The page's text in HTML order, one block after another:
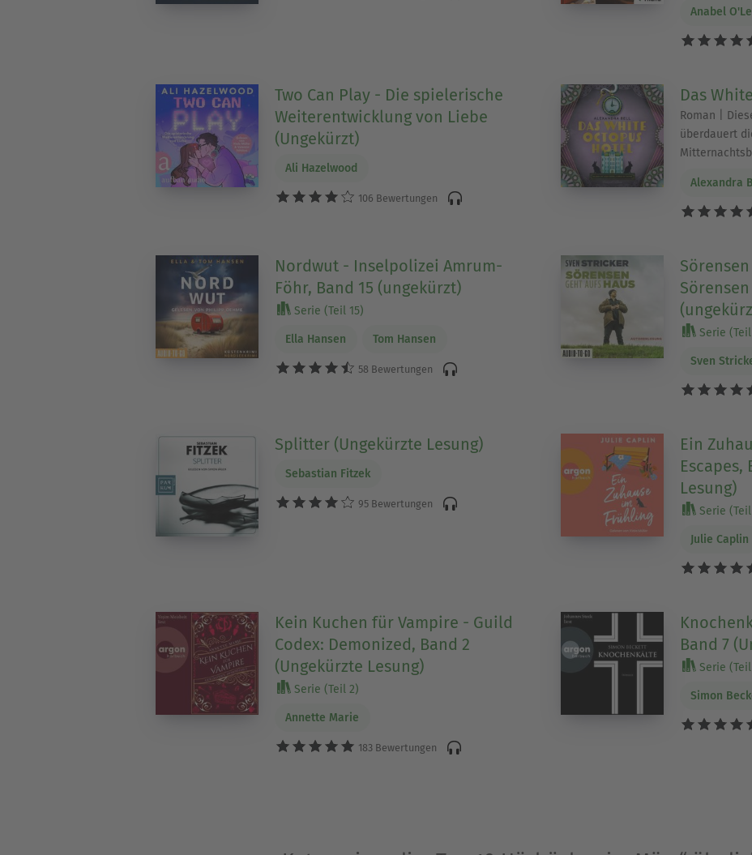
Anabel
Two Can Play - Die spielerische
Weiterentwicklung von Liebe
(Ungekürzt)
Ali Hazelwood
106 Bewertungen
Das
Roman |
überdauert
Alexandra
Nordwut - Inselpolizei Amrum-
Föhr, Band 15 (ungekürzt)
Serie (Teil 15)
Ella Hansen Tom Hansen
58 Bewertungen
Serie (Teil
Sven
Splitter (Ungekürzte Lesung)
Sebastian Fitzek
95 Bewertungen
Ein
Escapes,
Lesung)
Serie (Teil
Julie Caplin
Kein Kuchen für Vampire - Guild
Codex: Demonized, Band 2
(Ungekürzte Lesung)
Serie (Teil 2)
Annette Marie
183 Bewertungen
Band 7
Serie (Teil
Simon